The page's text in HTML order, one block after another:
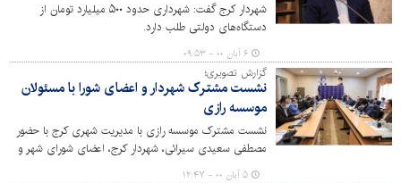
شهردار کرج گفت: شهرداری حدود ۵۰۰ میلیارد تومان از
دستگاه‌های دولتی طلب دارد.
۶ آبان ۰۰ - ۰۹:۵۳
گزارش تصویری؛
نشست مشترک شهردار و اعضای شورا با مسئولان
موسسه رازی
نشست مشترک موسسه رازی با مدیریت شهری کرج با حضور
مصطفی سعیدی سیرائی، شهردار کرج، اعضای شورای شهر و
مسئولان این موسسه تحقیقاتی برگزار شد.
۵ آبان ۰۰ - ۱۲:۴۷